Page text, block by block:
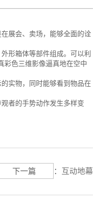
展会、卖场，能够全面的诠
形箱体等部件组成。可以利
彩色三维影像逼真地在空中
实物，同时能够看到物品在
者的手势动作发生多样变
下一篇 ： 互动地幕